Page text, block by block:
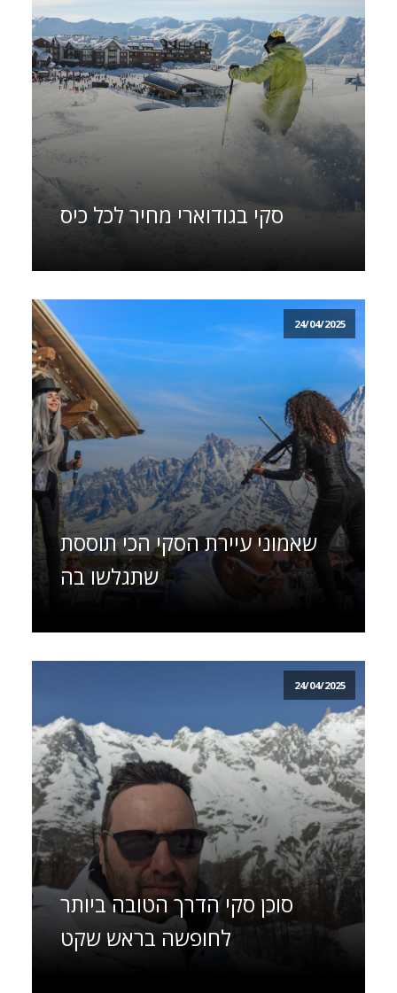
סקי בגודוארי מחיר לכל כיס
24/04/2025
שאמוני עיירת הסקי הכי תוססת
שתגלשו בה
24/04/2025
סוכן סקי הדרך הטובה ביותר
לחופשה בראש שקט